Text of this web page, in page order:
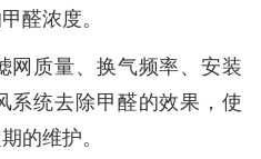
醛浓度。
网质量、换气频率、安装
系统去除甲醛的效果，使
的维护。